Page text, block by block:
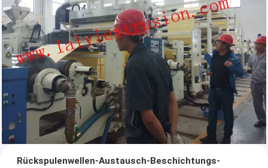
Rückspulenwellen-Austausch-Beschichtungs-